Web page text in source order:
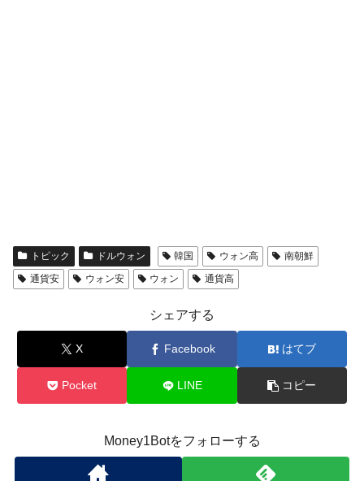
トピック ドルウォン 韓国 ウォン高
南朝鮮
通貨安
ウォン安 ウォン 通貨高
シェアする
X Facebook はてブ
Pocket LINE コピー
Money1Botをフォローする